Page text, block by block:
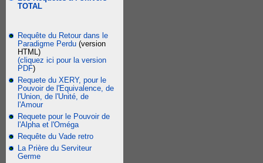
TOTAL
Requête du Retour dans le
Paradigme Perdu (version
HTML)
(cliquez ici pour la version
PDF)
Requete du XERY, pour le
Pouvoir de l'Equivalence, de
l'Union, de l'Unité, de
l'Amour
Requete pour le Pouvoir de
l'Alpha et l'Oméga
Requête du Vade retro
La Prière du Serviteur
Germe